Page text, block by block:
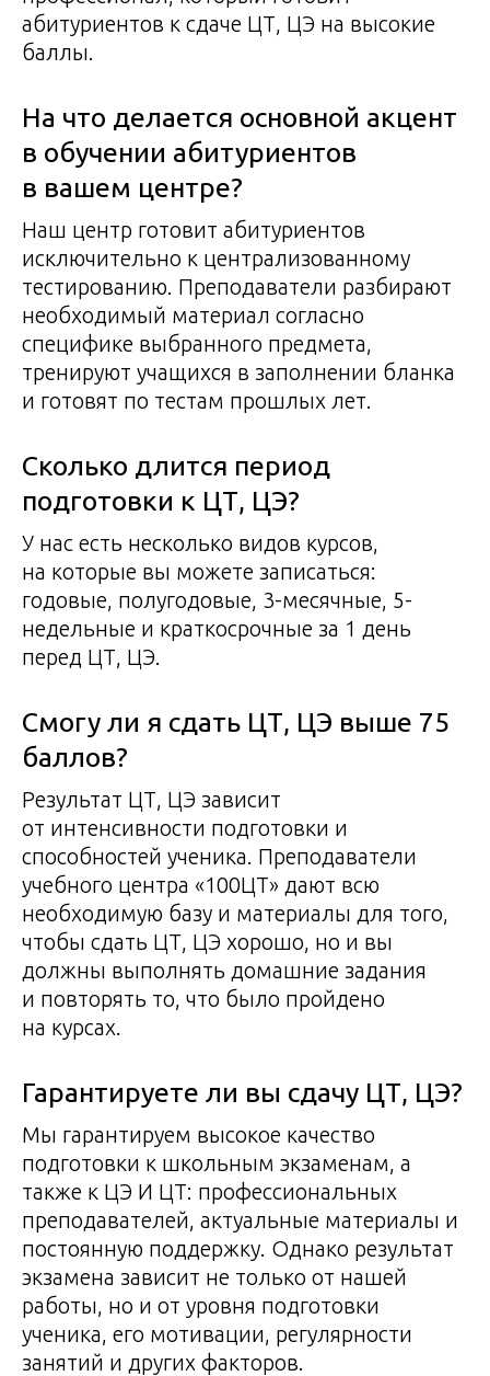
абитуриентов к сдаче ЦТ, ЦЭ на высокие
баллы.
На что делается основной акцент
в обучении абитуриентов
в вашем центре?
Наш центр готовит абитуриентов
исключительно к централизованному
тестированию. Преподаватели разбирают
необходимый материал согласно
специфике выбранного предмета,
тренируют учащихся в заполнении бланка
и готовят по тестам прошлых лет.
Сколько длится период
подготовки к ЦТ, ЦЭ?
У нас есть несколько видов курсов,
на которые вы можете записаться:
годовые, полугодовые, 3-месячные, 5-
недельные и краткосрочные за 1 день
перед ЦТ, ЦЭ.
Смогу ли я сдать ЦТ, ЦЭ выше 75
баллов?
Результат ЦТ, ЦЭ зависит
от интенсивности подготовки и
способностей ученика. Преподаватели
учебного центра «100ЦТ» дают всю
необходимую базу и материалы для того,
чтобы сдать ЦТ, ЦЭ хорошо, но и вы
должны выполнять домашние задания
и повторять то, что было пройдено
на курсах.
Гарантируете ли вы сдачу ЦТ, ЦЭ?
Мы гарантируем высокое качество
подготовки к школьным экзаменам, а
также к ЦЭ И ЦТ: профессиональных
преподавателей, актуальные материалы и
постоянную поддержку. Однако результат
экзамена зависит не только от нашей
работы, но и от уровня подготовки
ученика, его мотивации, регулярности
занятий и других факторов.